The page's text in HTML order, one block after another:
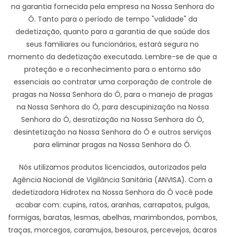
na garantia fornecida pela empresa na Nossa Senhora do
Ó. Tanto para o período de tempo "validade" da
dedetização, quanto para a garantia de que saúde dos
seus familiares ou funcionários, estará segura no
momento da dedetização executada. Lembre-se de que a
proteção e o reconhecimento para o entorno são
essenciais ao contratar uma corporação de controle de
pragas na Nossa Senhora do Ó, para o manejo de pragas
na Nossa Senhora do Ó, para descupinização na Nossa
Senhora do Ó, desratização na Nossa Senhora do Ó,
desintetização na Nossa Senhora do Ó e outros serviços
para eliminar pragas na Nossa Senhora do Ó.
Nós utilizamos produtos licenciados, autorizados pela
Agência Nacional de Vigilância Sanitária (ANVISA). Com a
dedetizadora Hidrotex na Nossa Senhora do Ó você pode
acabar com: cupins, ratos, aranhas, carrapatos, pulgas,
formigas, baratas, lesmas, abelhas, marimbondos, pombos,
traças, morcegos, caramujos, besouros, percevejos, ácaros